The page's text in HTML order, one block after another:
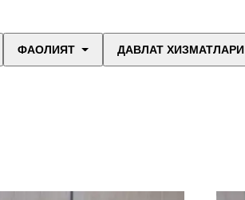
ФАОЛИЯТ ДАВЛАТ ХИЗМАТЛАРИ